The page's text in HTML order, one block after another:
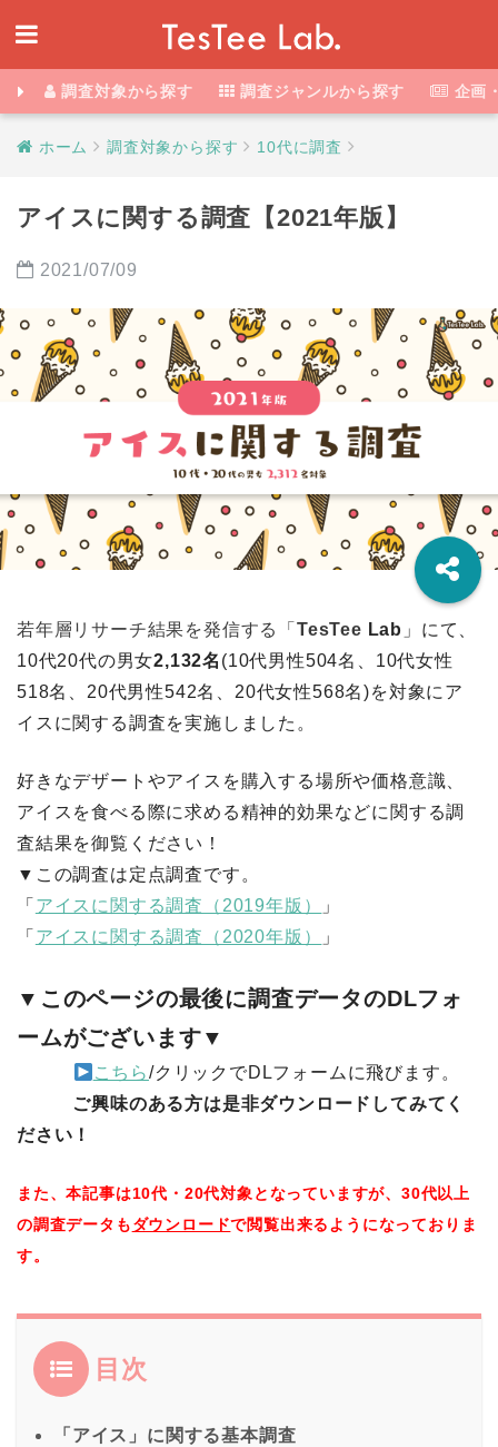
調査対象から探す 調査ジャンルから探す 企画
ホーム 調査対象から探す 10代に調査
アイスに関する調査【2021年版】
2021/07/09
若年層リサーチ結果を発信する「 TesTee Lab 」にて、
10代20代の男女2,132名 (10代男性504名、10代女性
518名、20代男性542名、20代女性568名)を対象にア
イスに関する調査を実施しました。
好きなデザートやアイスを購入する場所や価格意識、
アイスを食べる際に求める精神的効果などに関する調
査結果を御覧ください！
▼この調査は定点調査です。
「 アイスに関する調査（2019年版）
」
「 アイスに関する調査（2020年版） 」
▼このページの最後に調査データのDLフォ
ームがございます▼
こちら/クリックでDLフォームに飛びます。
ご興味のある方は是非ダウンロードしてみてく
ださい！
また、本記事は10代・20代対象となっていますが、30代以上
の調査データもダウンロードで閲覧出来るようになっておりま
す。
目次
「アイス」に関する基本調査